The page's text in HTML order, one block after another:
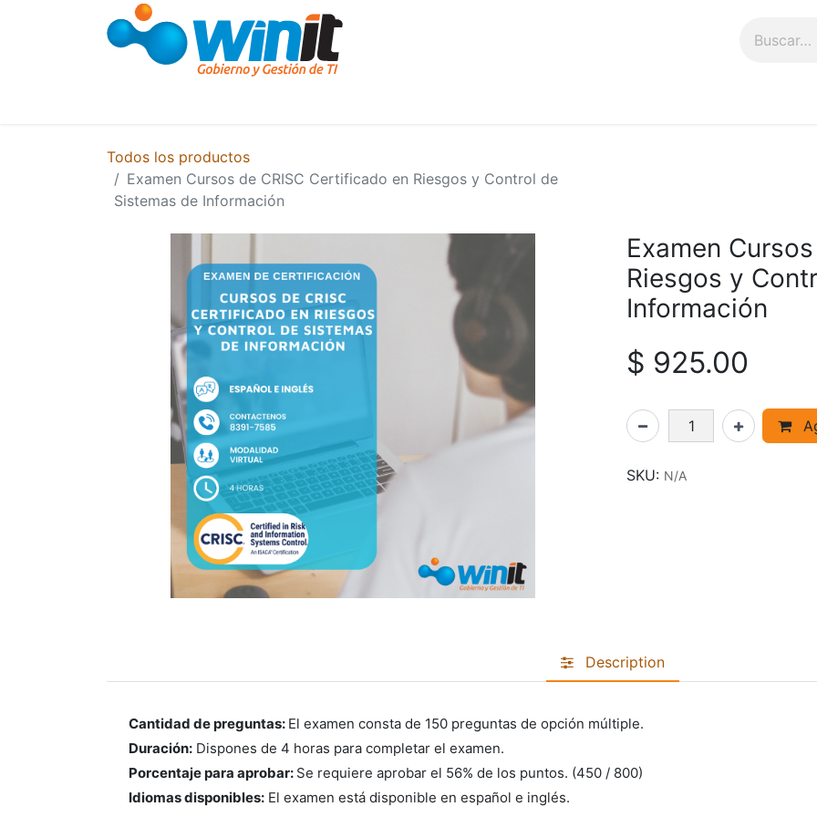
Todos los productos
Examen Cursos de CRISC Certificado en Riesgos y Control de
Sistemas de Información
Examen
Riesgos y
Información
$ 925.00
SKU: N/A
Description
Cantidad de preguntas: El examen consta de 150 preguntas de opción múltiple.
Duración: Dispones de 4 horas para completar el examen.
Porcentaje para aprobar: Se requiere aprobar el 56% de los puntos. (450 / 800)
Idiomas disponibles: El examen está disponible en español e inglés.